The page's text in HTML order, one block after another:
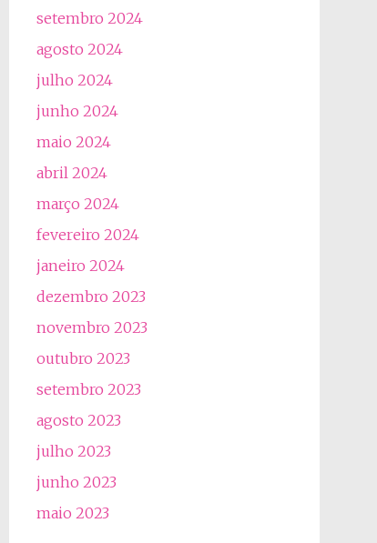
setembro 2024
agosto 2024
julho 2024
junho 2024
maio 2024
abril 2024
março 2024
fevereiro 2024
janeiro 2024
dezembro 2023
novembro 2023
outubro 2023
setembro 2023
agosto 2023
julho 2023
junho 2023
maio 2023